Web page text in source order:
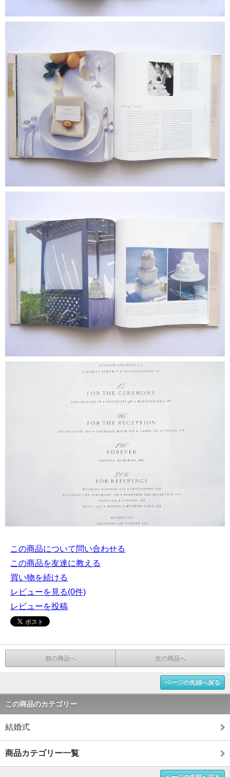
この商品について問い合わせる
この商品を友達に教える
買い物を続ける
レビューを見る(0件)
レビューを投稿
前の商品へ 次の商品へ
ページの先頭へ戻る
この商品のカテゴリー
結婚式
商品カテゴリー一覧